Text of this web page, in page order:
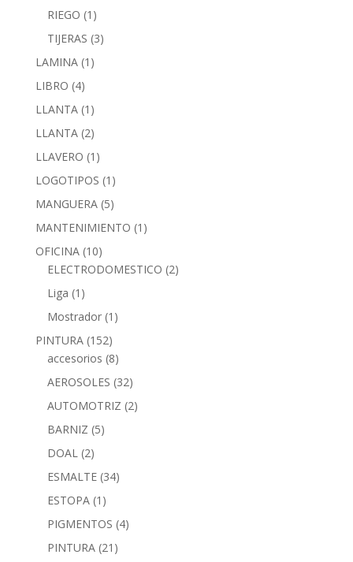
RIEGO (1)
TIJERAS (3)
LAMINA (1)
LIBRO (4)
LLANTA (1)
LLANTA (2)
LLAVERO (1)
LOGOTIPOS (1)
MANGUERA (5)
MANTENIMIENTO (1)
OFICINA (10)
ELECTRODOMESTICO (2)
Liga (1)
Mostrador (1)
PINTURA (152)
accesorios (8)
AEROSOLES (32)
AUTOMOTRIZ (2)
BARNIZ (5)
DOAL (2)
ESMALTE (34)
ESTOPA (1)
PIGMENTOS (4)
PINTURA (21)